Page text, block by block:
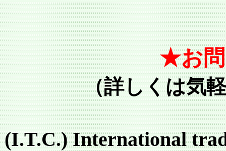
★お
（詳しくは気
(I.T.C.) International